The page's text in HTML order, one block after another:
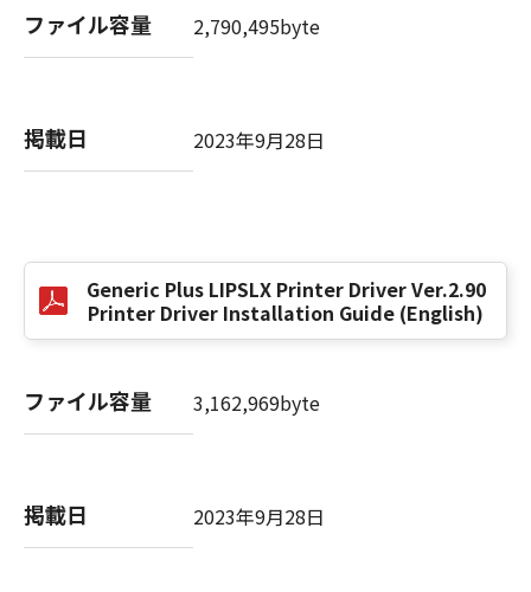
10．分離可能性
本契約書のいずれかの条項またはその一部が法
す。
キヤノン株式会社
No. I010G024784
ファイル容量 2,790,495byte
掲載日 2023年9月28日
Generic Plus LIPSLX Printer Driver Ver.2.90
Printer Driver Installation Guide (English)
ファイル容量 3,162,969byte
掲載日 2023年9月28日